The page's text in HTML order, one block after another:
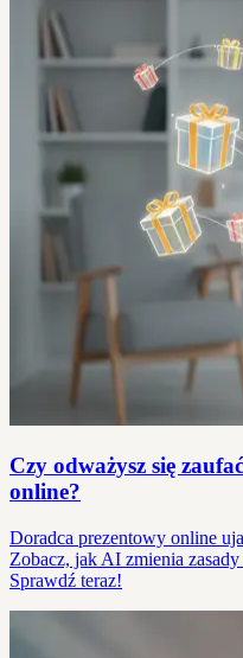
Czy odważysz się
online?
Doradca prezentowy online
Zobacz, jak AI zmienia
Sprawdź teraz!